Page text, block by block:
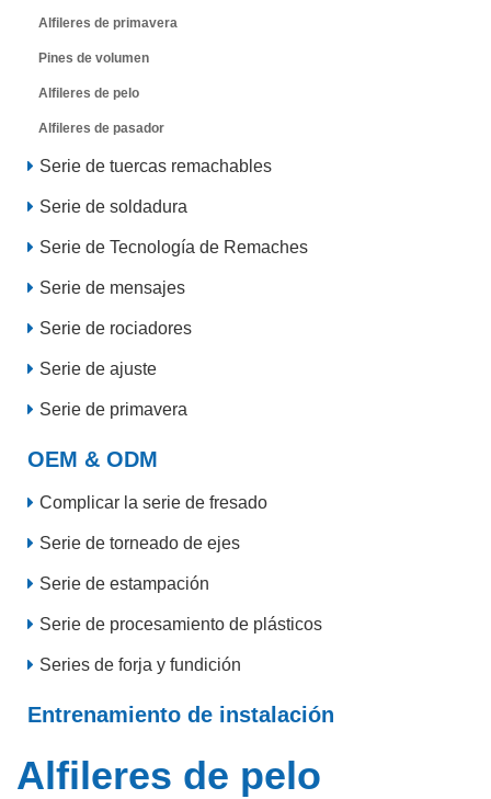
Alfileres de primavera
Pines de volumen
Alfileres de pelo
Alfileres de pasador
Serie de tuercas remachables
Serie de soldadura
Serie de Tecnología de Remaches
Serie de mensajes
Serie de rociadores
Serie de ajuste
Serie de primavera
OEM & ODM
Complicar la serie de fresado
Serie de torneado de ejes
Serie de estampación
Serie de procesamiento de plásticos
Series de forja y fundición
Entrenamiento de instalación
Alfileres de pelo